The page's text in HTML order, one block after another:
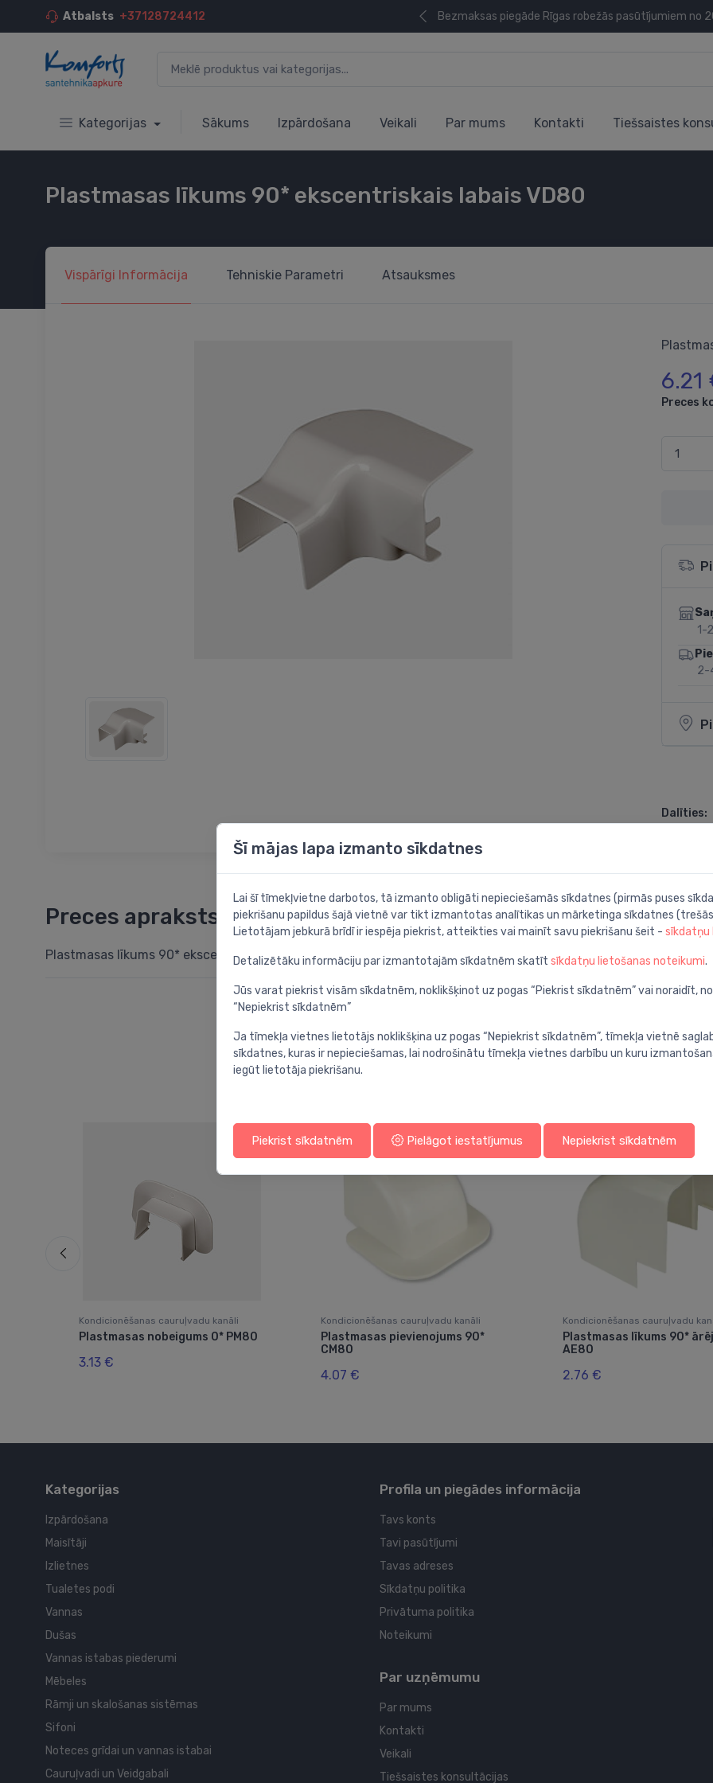
Atbalsts +37128724412 Bezmaksas piegāde Rīgas robežās pasūtījumiem no
Kategorijas Sākums Izpārdošana Veikali Par mums Kontakti Tiešsaistes
Plastmasas līkums 90* ekscentriskais labais VD80
Vispārīgi Informācija Tehniskie Parametri Atsauksmes
6.21
Preces
1-
2-
Dalīties:
Preces apraksts
Plastmasas līkums 90* ekscentriskais labais VD80
Kondicionēšanas cauruļvadu kanāli
Plastmasas nobeigums 0* PM80
3.13 €
Kondicionēšanas cauruļvadu kanāli
Plastmasas pievienojums 90*
CM80
4.07 €
Kondicionēšanas cauruļvadu
Plastmasas līkums 90*
AE80
2.76 €
Kategorijas
Izpārdošana
Maisītāji
Izlietnes
Tualetes podi
Vannas
Dušas
Vannas istabas piederumi
Mēbeles
Rāmji un skalošanas sistēmas
Sifoni
Noteces grīdai un vannas istabai
Cauruļvadi un Veidgabali
Profila un piegādes informācija
Tavs konts
Tavi pasūtījumi
Tavas adreses
Sīkdatņu politika
Privātuma politika
Noteikumi
Par uzņēmumu
Par mums
Kontakti
Veikali
Tiešsaistes konsultācijas
Šī mājas lapa izmanto sīkdatnes
Lai šī tīmekļvietne darbotos, tā izmanto obligāti nepieciešamās sīkdatnes (pirmās puses
piekrišanu papildus šajā vietnē var tikt izmantotas analītikas un mārketinga sīkdatnes
Lietotājam jebkurā brīdī ir iespēja piekrist, atteikties vai mainīt savu piekrišanu šeit - sīkdatņu
Detalizētāku informāciju par izmantotajām sīkdatnēm skatīt sīkdatņu lietošanas noteikumi.
Jūs varat piekrist visām sīkdatnēm, noklikšķinot uz pogas “Piekrist sīkdatnēm” vai noraidīt,
“Nepiekrist sīkdatnēm”
Ja tīmekļa vietnes lietotājs noklikšķina uz pogas “Nepiekrist sīkdatnēm”, tīmekļa vietnē
sīkdatnes, kuras ir nepieciešamas, lai nodrošinātu tīmekļa vietnes darbību un kuru
iegūt lietotāja piekrišanu.
Piekrist sīkdatnēm Pielāgot iestatījumus Nepiekrist sīkdatnēm